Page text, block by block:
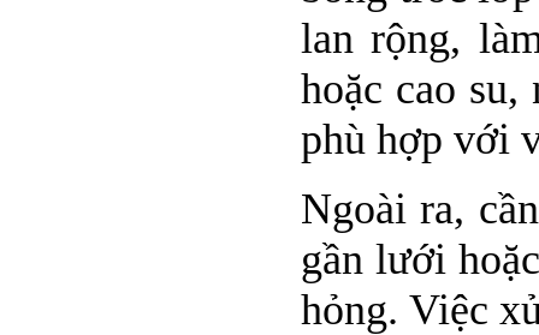
lan rộng,
hoặc cao su,
phù hợp với
Ngoài ra,
gần lưới
hỏng. Việc